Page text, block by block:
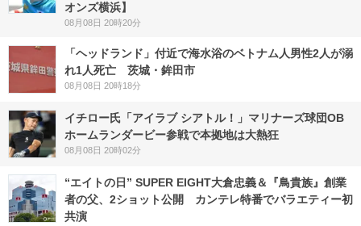
オンズ横浜】
08月08日 20時20分
「ヘッドランド」付近で海水浴のベトナム人男性2人が溺
れ1人死亡 茨城・鉾田市
08月08日 20時18分
イチロー氏「アイラブ シアトル！」マリナーズ球団OB
ホームランダービー参戦で本拠地は大熱狂
08月08日 20時02分
“エイトの日” SUPER EIGHT大倉忠義＆『鳥貴族』創業
者の父、2ショット公開 カンテレ特番でバラエティー初
共演